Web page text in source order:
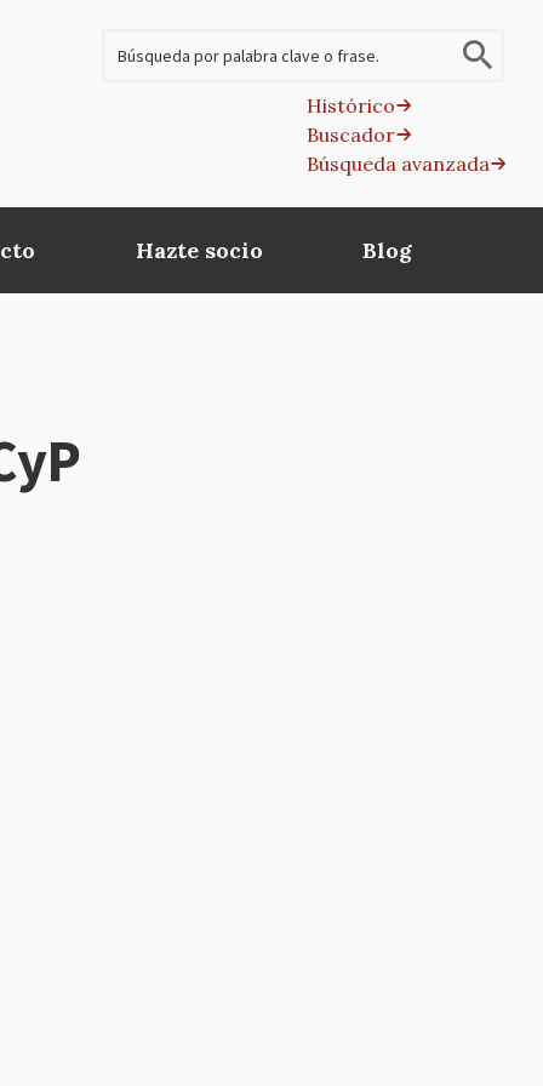
Histórico
Buscador
Búsqueda avanzada
Hazte socio Blog